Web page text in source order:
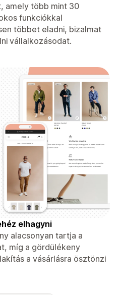
amely több mint 30
funkciókkal
többet eladni, bizalmat
vállalkozásodat.
elhagyni
alacsonyan tartja a
míg a gördülékeny
a vásárlásra ösztönzi